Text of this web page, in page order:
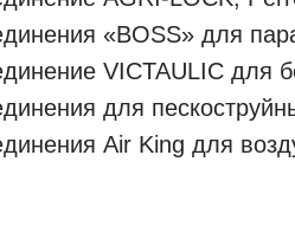
«BOSS» для
VICTAULIC для
для
Air King для